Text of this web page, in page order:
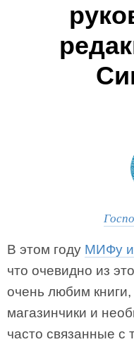
В этом году МИФу
что очевидно из
очень любим
магазинчики и
часто связанные с